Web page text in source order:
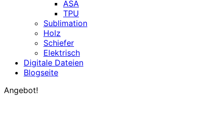
ASA
TPU
Sublimation
Holz
Schiefer
Elektrisch
Digitale Dateien
Blogseite
Angebot!